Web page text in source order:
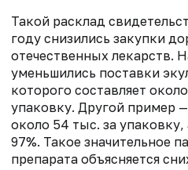
Такой расклад
году снизились закупки
отечественных лекарств.
уменьшились поставки
которого составляет
упаковку. Другой пример
около 54 тыс. за
97%. Такое значительное
препарата объясняется